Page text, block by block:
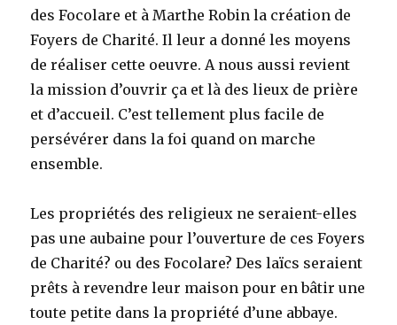
des Focolare et à Marthe Robin la création de
Foyers de Charité. Il leur a donné les moyens
de réaliser cette oeuvre. A nous aussi revient
la mission d’ouvrir ça et là des lieux de prière
et d’accueil. C’est tellement plus facile de
persévérer dans la foi quand on marche
ensemble.
Les propriétés des religieux ne seraient-elles
pas une aubaine pour l’ouverture de ces Foyers
de Charité? ou des Focolare? Des laïcs seraient
prêts à revendre leur maison pour en bâtir une
toute petite dans la propriété d’une abbaye.